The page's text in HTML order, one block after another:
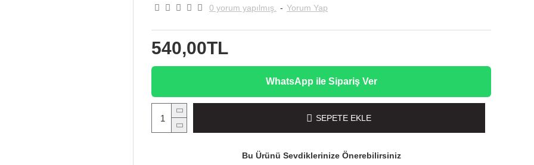
0 yorum yapılmış. - Yorum Yap
540,00TL
WhatsApp ile Sipariş Ver
SEPETE EKLE
Bu Ürünü Sevdiklerinize Önerebilirsiniz